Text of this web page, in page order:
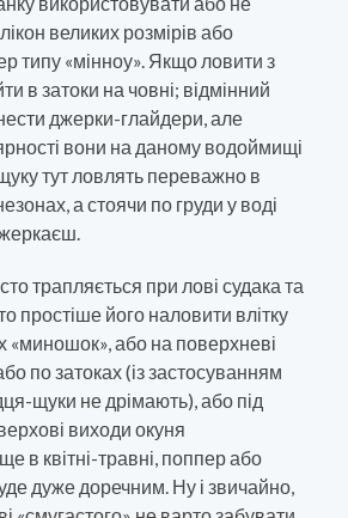
великих розмірів або
типу «мінноу». Якщо ловити з
в затоки на човні; відмінний
джерки-глайдери, але
вони на даному водоймищі
тут ловлять переважно в
а стоячи по груди у воді
трапляється при лові судака та
простіше його наловити влітку
«миношок», або на поверхневі
по затоках (із застосуванням
щуки не дрімають), або під
виходи окуня
в квітні-травні, поппер або
дуже доречним. Ну і звичайно,